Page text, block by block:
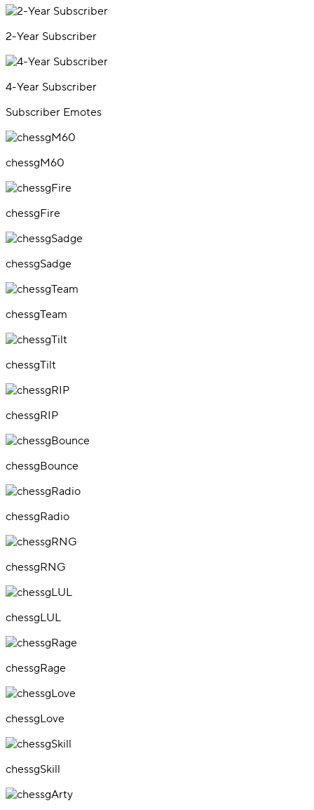
2-Year Subscriber
4-Year Subscriber
Subscriber Emotes
chessgM60
chessgFire
chessgSadge
chessgTeam
chessgTilt
chessgRIP
chessgBounce
chessgRadio
chessgRNG
chessgLUL
chessgRage
chessgLove
chessgSkill